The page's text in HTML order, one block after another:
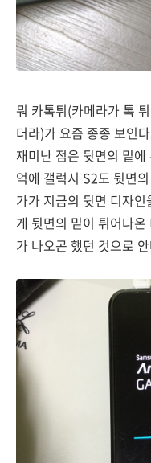
뭐 카톡튀(카메라가 톡
더라)가 요즘 종종 보인
재미난 점은 뒷면의 밑
억에 갤럭시 S2도 뒷면
가가 지금의 뒷면 디자
게 뒷면의 밑이 튀어나
가 나오곤 했던 것으로